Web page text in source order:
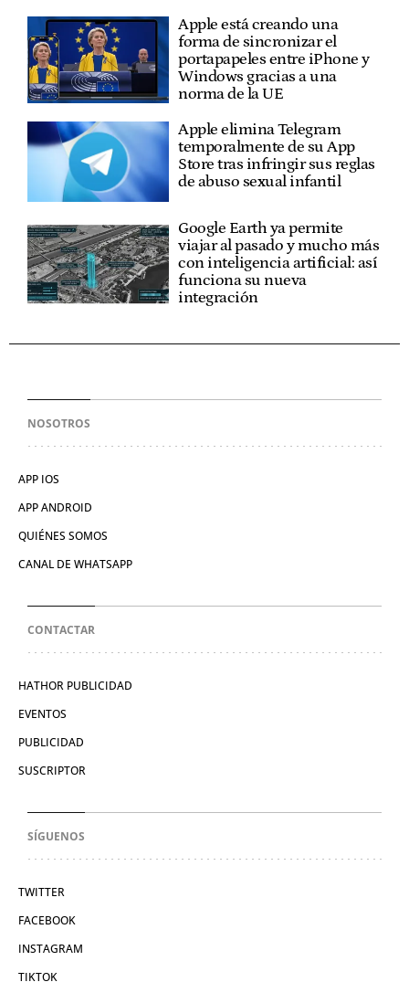
Apple está creando una
forma de sincronizar el
portapapeles entre iPhone y
Windows gracias a una
norma de la UE
Apple elimina Telegram
temporalmente de su App
Store tras infringir sus reglas
de abuso sexual infantil
Google Earth ya permite
viajar al pasado y mucho más
con inteligencia artificial: así
funciona su nueva
integración
NOSOTROS
APP IOS
APP ANDROID
QUIÉNES SOMOS
CANAL DE WHATSAPP
CONTACTAR
HATHOR PUBLICIDAD
EVENTOS
PUBLICIDAD
SUSCRIPTOR
SÍGUENOS
TWITTER
FACEBOOK
INSTAGRAM
TIKTOK